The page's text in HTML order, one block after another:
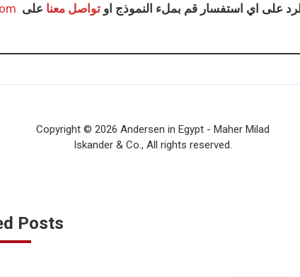
على اي استفسار قم بملء النموذج او تواصل معنا على
Copyright © 2026 Andersen in Egypt - Maher Milad
Iskander & Co., All rights reserved.
Posts